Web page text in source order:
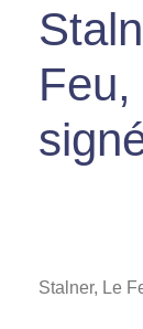
Stalner, Le